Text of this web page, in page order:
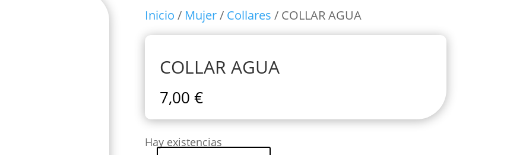
Inicio / Mujer/ Collares / COLLAR AGUA
COLLAR AGUA
7,00 €
Hay existencias